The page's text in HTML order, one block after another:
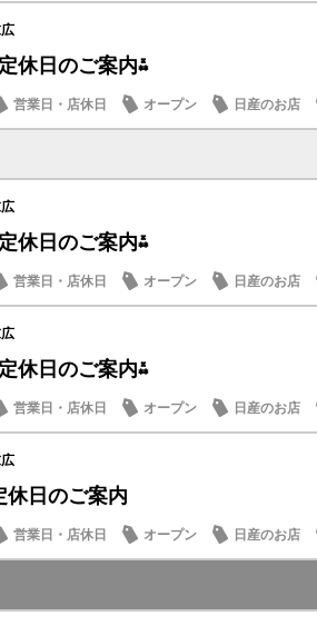
休日のご案内⁂
営業日・店休日 オープン 日産のお店
休日のご案内⁂
営業日・店休日 オープン 日産のお店
休日のご案内⁂
営業日・店休日 オープン 日産のお店
休日のご案内
営業日・店休日 オープン 日産のお店